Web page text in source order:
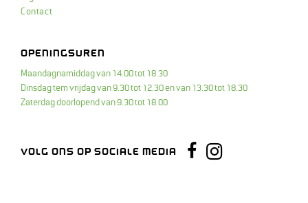
Contact
OPENINGSUREN
Maandagnamiddag van 14.00 tot 18.30
Dinsdag tem vrijdag van 9.30 tot 12.30 en van 13.30 tot 18.30
Zaterdag doorlopend van 9.30 tot 18.00
VOLG ONS OP SOCIALE MEDIA FacebookInstagram